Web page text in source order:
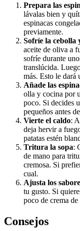
Prepara las
lávalas bien y
espinacas
previamente.
Sofríe la cebolla
aceite de oliva a
sofríe durante
translúcida.
más. Esto le dará
Añade las
olla y cocina por
poco. Si decides
pequeños antes
Vierte el caldo:
deja hervir a
patatas estén
Tritura la sopa:
de mano para
cremosa. Si
cual.
Ajusta los
tu gusto. Si
poco de crema
Consejos